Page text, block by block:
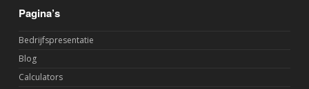
Pagina’s
Bedrijfspresentatie
Blog
Calculators